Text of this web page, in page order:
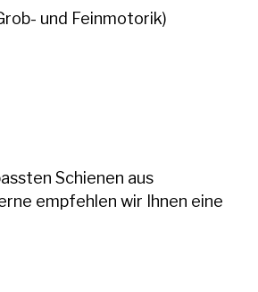
und Feinmotorik)
Schienen aus
empfehlen wir Ihnen eine